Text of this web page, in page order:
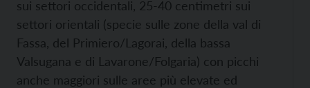
sui settori occidentali, 25-40 centimetri sui
settori orientali (specie sulle zone della val di
Fassa, del Primiero/Lagorai, della bassa
Valsugana e di Lavarone/Folgaria) con picchi
anche maggiori sulle aree più elevate ed